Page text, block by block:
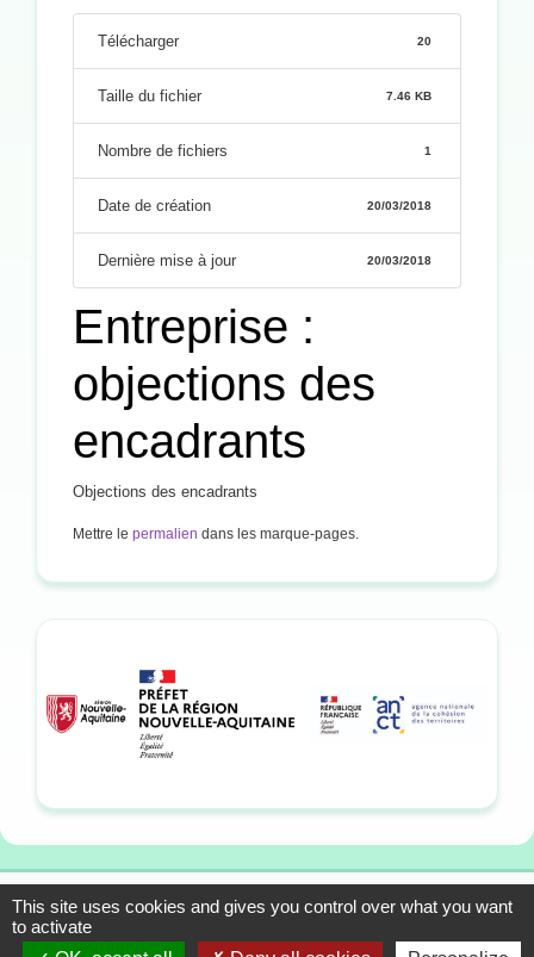
Télécharger 20
Taille du fichier 7.46 KB
Nombre de fichiers 1
Date de création 20/03/2018
Dernière mise à jour 20/03/2018
Entreprise :
objections des
encadrants
Objections des encadrants
Mettre le permalien dans les marque-pages.
13-15 allée du Colonel
Fabien, 33310 Lormont
Mentions légales
Plan du site
This site uses cookies and gives you control over what you want
to activate